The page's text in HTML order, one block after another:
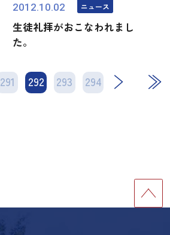
2012.10.02 ニュース
生徒礼拝がおこなわれまし
た。
291 292 293 294
次 最後